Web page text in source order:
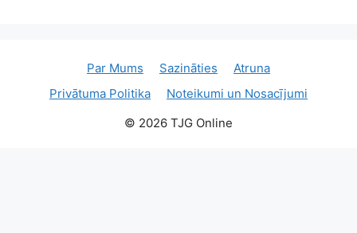
Par Mums Sazināties
Atruna
Privātuma Politika
Noteikumi un Nosacījumi
© 2026 TJG Online